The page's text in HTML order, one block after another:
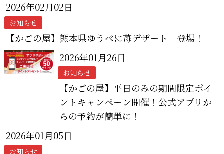
2026年02月02日
お知らせ
【かごの屋】熊本県ゆうべに苺デザート 登場！
2026年01月26日
お知らせ
【かごの屋】平日のみの期間限定ポイ
ントキャンペーン開催！公式アプリか
らの予約が簡単に！
2026年01月05日
お知らせ